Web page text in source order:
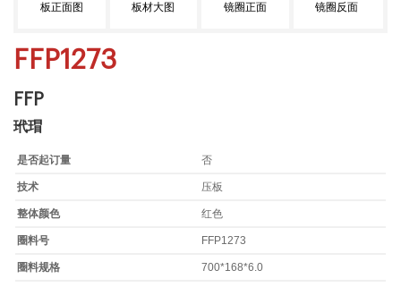
板正面图 板材大图 镜圈正面 镜圈反面
FFP1273
FFP
玳瑁
是否起订量 否
技术 压板
整体颜色 红色
圈料号 FFP1273
圈料规格 700*168*6.0